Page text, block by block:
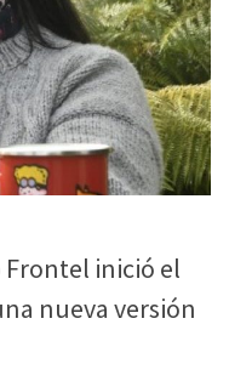
Frontel inició el
nueva versión